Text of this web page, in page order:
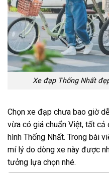
Xe đạp Thống Nhất
Chọn xe đạp chưa bao giờ
vừa có giá chuẩn Việt, tất
hình Thống Nhất. Trong bài
mí lý do dòng xe này được
tưởng lựa chọn nhé.